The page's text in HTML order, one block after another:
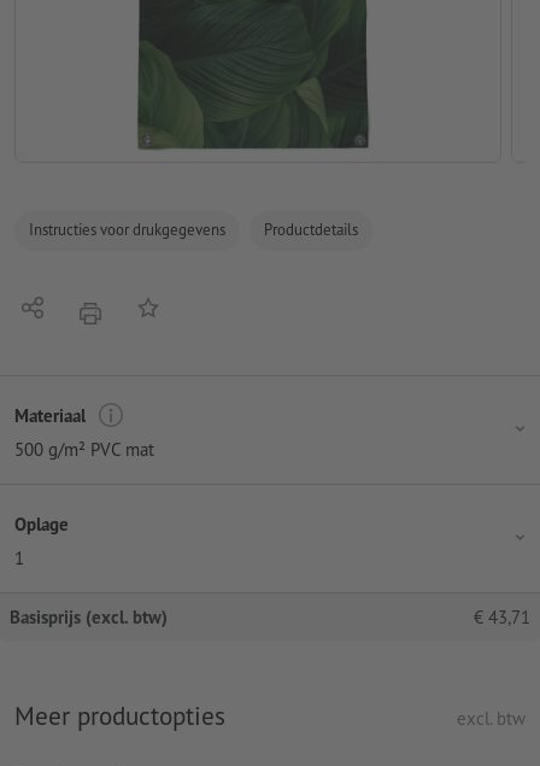
Instructies voor drukgegevens Productdetails
Delen afdrukkenOp de lijst
Materiaal
500 g/m² PVC mat
Oplage
1
Basisprijs (excl. btw) € 43,71
Meer productopties excl. btw